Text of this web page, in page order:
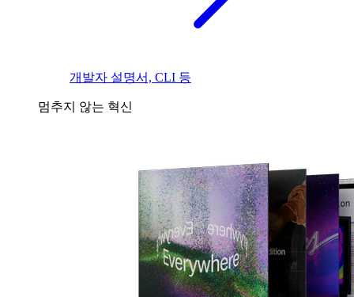
개발자 설명서, CLI 등
멈추지 않는 혁신